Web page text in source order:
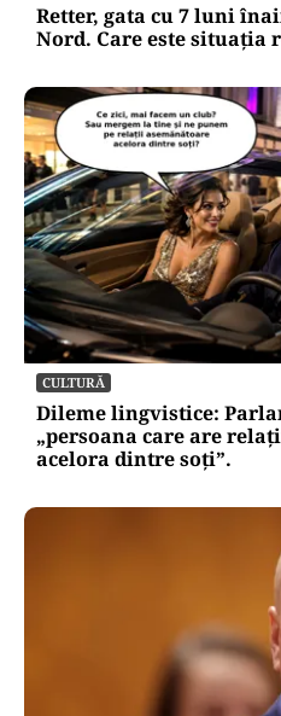
Retter, gata cu 7 luni
Nord. Care este situația
CULTURĂ
Dileme lingvistice:
„persoana care are
acelora dintre soți”.